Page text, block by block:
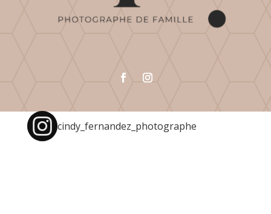
cindy_fernandez_photographe